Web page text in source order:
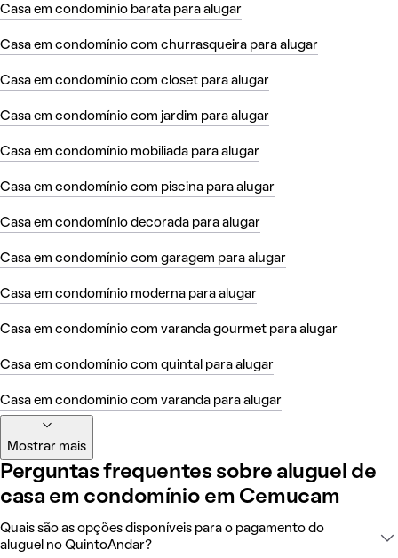
Casa em condomínio barata para alugar
Casa em condomínio com churrasqueira para alugar
Casa em condomínio com closet para alugar
Casa em condomínio com jardim para alugar
Casa em condomínio mobiliada para alugar
Casa em condomínio com piscina para alugar
Casa em condomínio decorada para alugar
Casa em condomínio com garagem para alugar
Casa em condomínio moderna para alugar
Casa em condomínio com varanda gourmet para alugar
Casa em condomínio com quintal para alugar
Casa em condomínio com varanda para alugar
Mostrar mais
Perguntas frequentes sobre aluguel de
casa em condomínio em Cemucam
Quais são as opções disponíveis para o pagamento do
aluguel no QuintoAndar?